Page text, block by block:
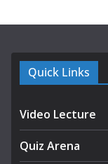
Quick Links
Video Lecture
Quiz Arena